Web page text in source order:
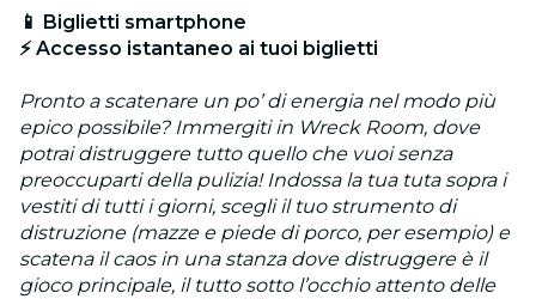
📱 Biglietti smartphone
⚡ Accesso istantaneo ai tuoi biglietti
Pronto a scatenare un po’ di energia nel modo più
epico possibile? Immergiti in Wreck Room, dove
potrai distruggere tutto quello che vuoi senza
preoccuparti della pulizia! Indossa la tua tuta sopra i
vestiti di tutti i giorni, scegli il tuo strumento di
distruzione (mazze e piede di porco, per esempio) e
scatena il caos in una stanza dove distruggere è il
gioco principale, il tutto sotto l’occhio attento delle